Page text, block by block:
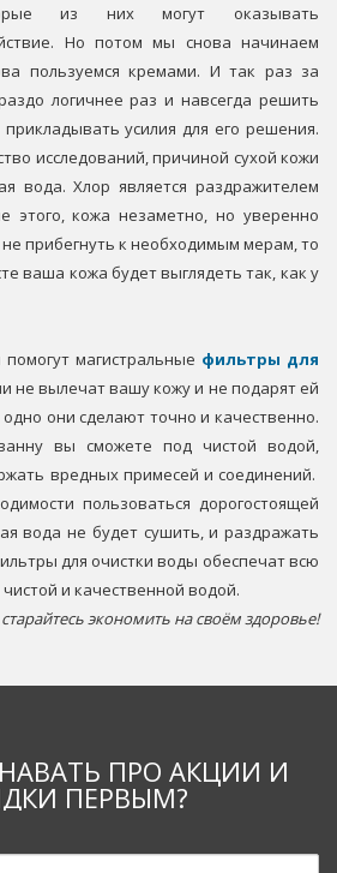
из них могут оказывать
Но потом мы снова начинаем
пользуемся кремами. И так раз за
логичнее раз и навсегда решить
усилия для его решения.
исследований, причиной сухой кожи
вода. Хлор является раздражителем
этого, кожа незаметно, но уверенно
не прибегнуть к необходимым мерам, то
ваша кожа будет выглядеть так, как у
магистральные фильтры для
не вылечат вашу кожу и не подарят ей
они сделают точно и качественно.
вы сможете под чистой водой,
вредных примесей и соединений.
пользоваться дорогостоящей
вода не будет сушить, и раздражать
для очистки воды обеспечат всю
и качественной водой.
экономить на своём здоровье!
ПРО АКЦИИ И
ПЕРВЫМ?